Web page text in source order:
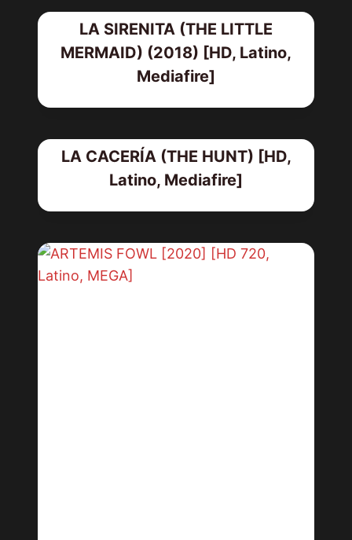
LA SIRENITA (THE LITTLE
MERMAID) (2018) [HD, Latino,
Mediafire]
LA CACERÍA (THE HUNT) [HD,
Latino, Mediafire]